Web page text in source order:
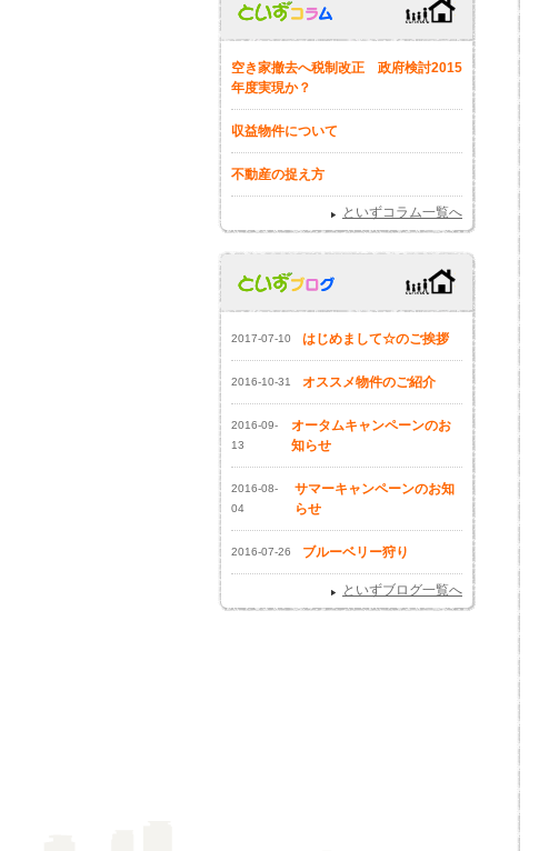
空き家撤去へ税制改正 政府検討2015
年度実現か？
収益物件について
不動産の捉え方
といずコラム一覧へ
2017-07-10 はじめまして☆のご挨拶
2016-10-31 オススメ物件のご紹介
2016-09-
13
オータムキャンペーンのお
知らせ
2016-08-
04
サマーキャンペーンのお知
らせ
2016-07-26 ブルーベリー狩り
といずブログ一覧へ